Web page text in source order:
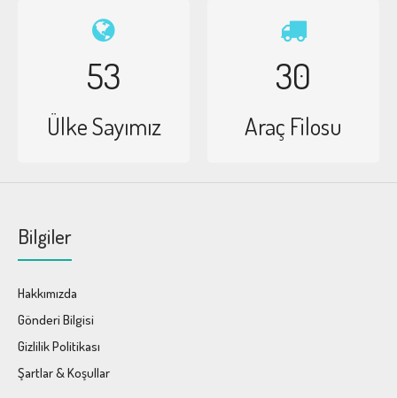
53
Ülke Sayımız
30
Araç Filosu
Bilgiler
Hakkımızda
Gönderi Bilgisi
Gizlilik Politikası
Şartlar & Koşullar